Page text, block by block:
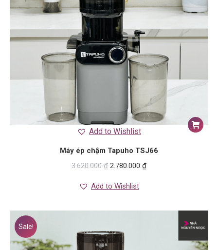
Add to Wishlist
Máy ép chậm Tapuho TSJ66
3.620.000₫ 2.780.000 ₫
Add to Wishlist
Sale!